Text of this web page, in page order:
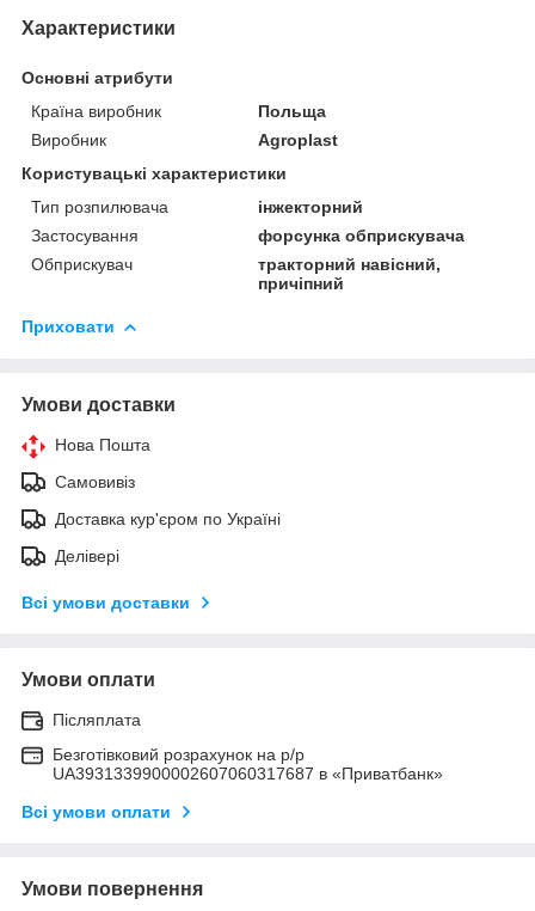
Характеристики
Основні атрибути
Країна виробник
Польща
Виробник
Agroplast
Користувацькi характеристики
Тип розпилювача
інжекторний
Застосування
форсунка обприскувача
Обприскувач
тракторний навісний,
причіпний
Приховати
Умови доставки
Нова Пошта
Самовивіз
Доставка кур'єром по Україні
Делівері
Всі умови доставки
Умови оплати
Післяплата
Безготівковий розрахунок на р/р
UA3931339900002607060317687 в «Приватбанк»
Всі умови оплати
Умови повернення